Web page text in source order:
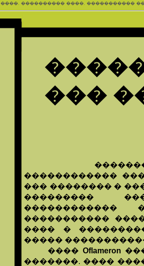
���������� ����. �����������
���
������������
��� �������� �
���������
�����������
���� �
�����
����Oflameron
�������. ����